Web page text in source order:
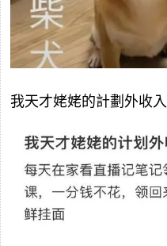
我天才姥姥的計劃外收入